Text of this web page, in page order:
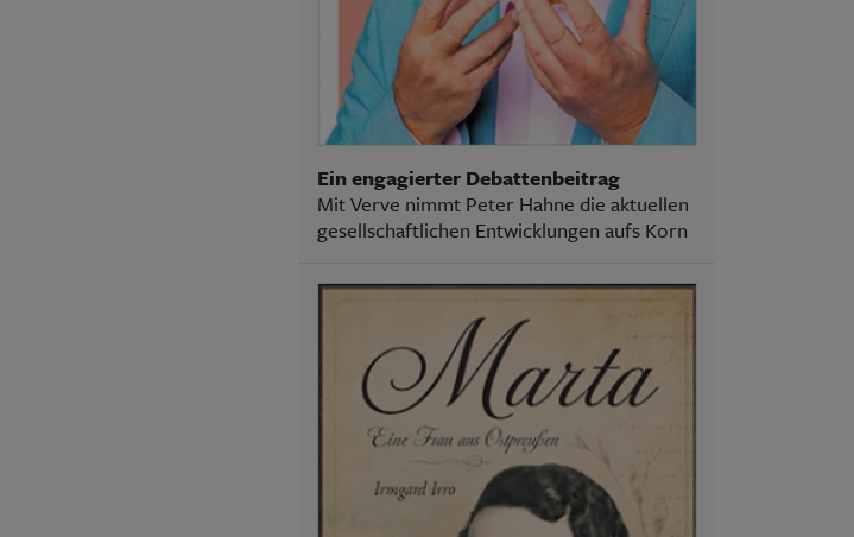
Ein engagierter Debattenbeitrag
Mit Verve nimmt Peter Hahne die aktuellen
gesellschaftlichen Entwicklungen aufs Korn